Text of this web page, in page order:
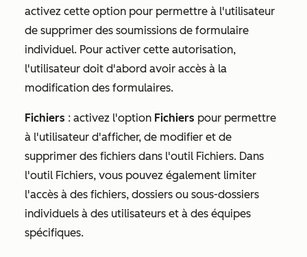
activez cette option pour permettre à l'utilisateur
de supprimer des soumissions de formulaire
individuel. Pour activer cette autorisation,
l'utilisateur doit d'abord avoir accès à la
modification des formulaires.
Fichiers : activez l'option Fichiers pour permettre
à l'utilisateur d'afficher, de modifier et de
supprimer des fichiers dans l'outil Fichiers. Dans
l'outil Fichiers, vous pouvez également limiter
l'accès à des fichiers, dossiers ou sous-dossiers
individuels à des utilisateurs et à des équipes
spécifiques.